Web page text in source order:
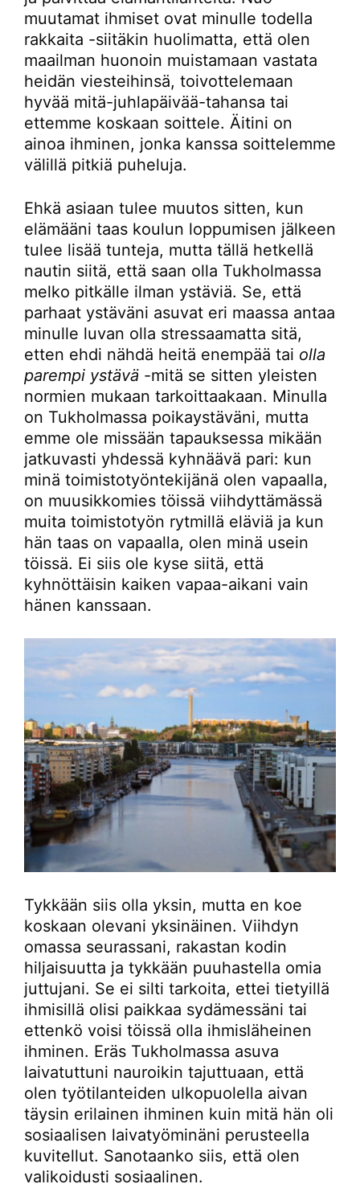
muutamat ihmiset ovat minulle todella
rakkaita -siitäkin huolimatta, että olen
maailman huonoin muistamaan vastata
heidän viesteihinsä, toivottelemaan
hyvää mitä-juhlapäivää-tahansa tai
ettemme koskaan soittele. Äitini on
ainoa ihminen, jonka kanssa soittelemme
välillä pitkiä puheluja.
Ehkä asiaan tulee muutos sitten, kun
elämääni taas koulun loppumisen jälkeen
tulee lisää tunteja, mutta tällä hetkellä
nautin siitä, että saan olla Tukholmassa
melko pitkälle ilman ystäviä. Se, että
parhaat ystäväni asuvat eri maassa antaa
minulle luvan olla stressaamatta sitä,
etten ehdi nähdä heitä enempää tai olla
parempi ystävä -mitä se sitten yleisten
normien mukaan tarkoittaakaan. Minulla
on Tukholmassa poikaystäväni, mutta
emme ole missään tapauksessa mikään
jatkuvasti yhdessä kyhnäävä pari: kun
minä toimistotyöntekijänä olen vapaalla,
on muusikkomies töissä viihdyttämässä
muita toimistotyön rytmillä eläviä ja kun
hän taas on vapaalla, olen minä usein
töissä. Ei siis ole kyse siitä, että
kyhnöttäisin kaiken vapaa-aikani vain
hänen kanssaan.
Tykkään siis olla yksin, mutta en koe
koskaan olevani yksinäinen. Viihdyn
omassa seurassani, rakastan kodin
hiljaisuutta ja tykkään puuhastella omia
juttujani. Se ei silti tarkoita, ettei tietyillä
ihmisillä olisi paikkaa sydämessäni tai
ettenkö voisi töissä olla ihmisläheinen
ihminen. Eräs Tukholmassa asuva
laivatuttuni nauroikin tajuttuaan, että
olen työtilanteiden ulkopuolella aivan
täysin erilainen ihminen kuin mitä hän oli
sosiaalisen laivatyöminäni perusteella
kuvitellut. Sanotaanko siis, että olen
valikoidusti sosiaalinen.